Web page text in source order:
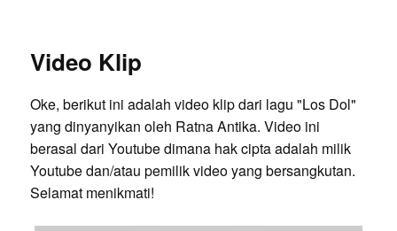
Video Klip
Oke, berikut ini adalah video klip dari lagu "Los Dol"
yang dinyanyikan oleh Ratna Antika. Video ini
berasal dari Youtube dimana hak cipta adalah milik
Youtube dan/atau pemilik video yang bersangkutan.
Selamat menikmati!